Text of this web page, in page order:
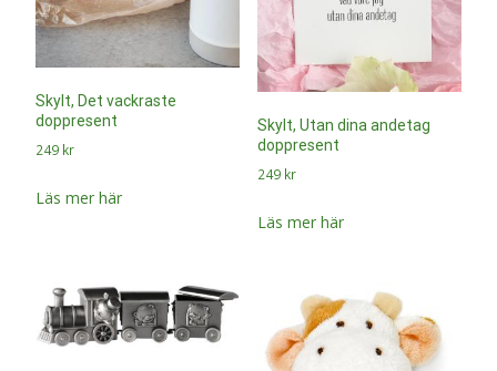
Skylt, Det vackraste
doppresent
249 kr
Läs mer här
Skylt, Utan dina andetag
doppresent
249 kr
Läs mer här